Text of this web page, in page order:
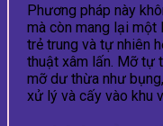
Phương pháp này
mà còn mang lại một
trẻ trung và tự nhiên
thuật xâm lấn. Mỡ tự
mỡ dư thừa như
xử lý và cấy vào khu